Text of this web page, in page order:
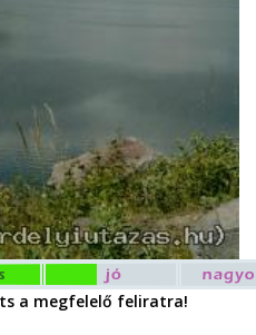
a megfelelő feliratra!